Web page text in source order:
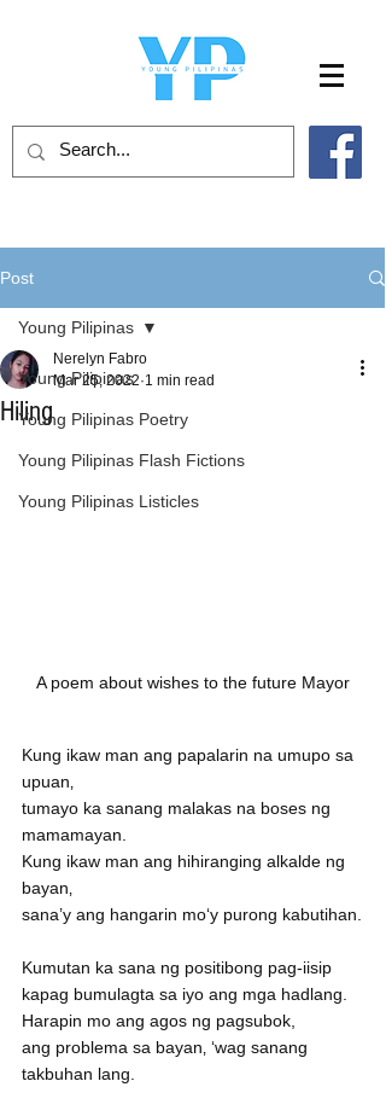
Post
Young Pilipinas
Young Pilipinas Poetry
Young Pilipinas Flash Fictions
Young Pilipinas Listicles
Young Pilipinas
Hiling
Nerelyn Fabro
Mar 25, 2022 1 min read
A poem about wishes to the future Mayor
Kung ikaw man ang papalarin na umupo sa
upuan‚
tumayo ka sanang malakas na boses ng
mamamayan.
Kung ikaw man ang hihiranging alkalde ng
bayan‚
sana’y ang hangarin mo‘y purong kabutihan.
Kumutan ka sana ng positibong pag-iisip
kapag bumulagta sa iyo ang mga hadlang.
Harapin mo ang agos ng pagsubok,
ang problema sa bayan‚ ‘wag sanang
takbuhan lang.